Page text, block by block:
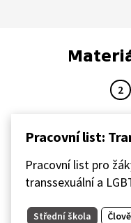
2
Pracovní list:
Pracovní list pro
transsexuální a
Střední škola